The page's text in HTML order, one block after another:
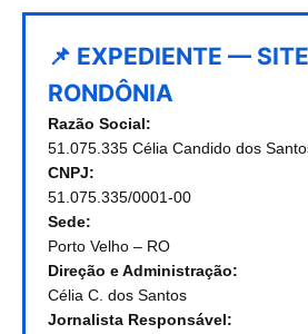
📌 EXPEDIENTE —
RONDÔNIA
Razão Social:
51.075.335 Célia Candido dos
CNPJ:
51.075.335/0001-00
Sede:
Porto Velho – RO
Direção e Administração:
Célia C. dos Santos
Jornalista Responsável: